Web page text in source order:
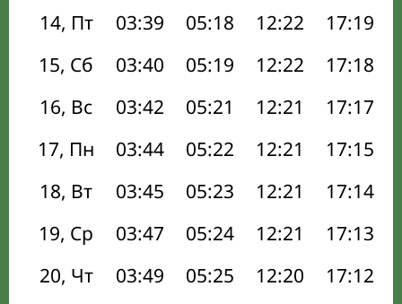
14, Пт
03:39 05:18 12:22 17:19
15, Сб
03:40 05:19 12:22 17:18
16, Вс
03:42 05:21 12:21 17:17
17, Пн
03:44 05:22 12:21 17:15
18, Вт
03:45 05:23 12:21 17:14
19, Ср
03:47 05:24 12:21 17:13
20, Чт
03:49 05:25 12:20 17:12